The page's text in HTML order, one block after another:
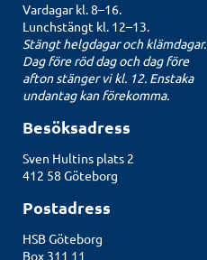
Vardagar kl. 8–16.
Lunchstängt kl. 12–13.
Stängt helgdagar och klämdagar.
Dag före röd dag och dag före
afton stänger vi kl. 12. Enstaka
undantag kan förekomma.
Besöksadress
Sven Hultins plats 2
412 58 Göteborg
Postadress
HSB Göteborg
Box 311 11